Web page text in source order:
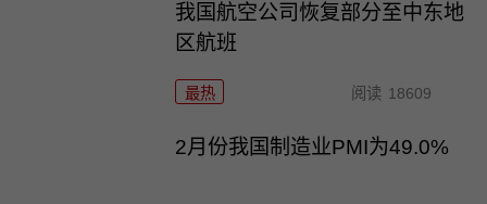
我国航空公司恢复部分至中东地
区航班
最热 阅读 18609
2月份我国制造业PMI为49.0%